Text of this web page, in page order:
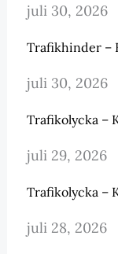
juli 30, 2026
Trafikhinder –
juli 30, 2026
Trafikolycka –
juli 29, 2026
Trafikolycka –
juli 28, 2026